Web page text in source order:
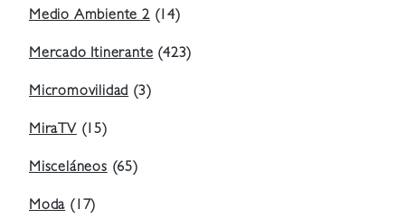
Medio Ambiente 2(14)
Mercado Itinerante(423)
Micromovilidad(3)
MiraTV(15)
Misceláneos(65)
Moda(17)